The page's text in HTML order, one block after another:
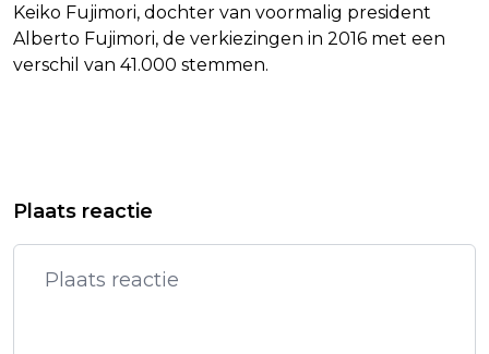
Keiko Fujimori, dochter van voormalig president
Alberto Fujimori, de verkiezingen in 2016 met een
verschil van 41.000 stemmen.
EERSTE WINST SINDS 2020
STERREN JUICHEN VOOR NIEUWE
ZEGE BASKETBALLERS NEW YORK
KNICKS
Plaats reactie